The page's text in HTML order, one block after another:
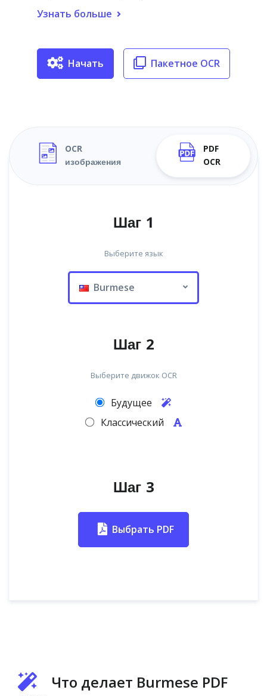
Узнать больше
Начать Пакетное OCR
OCR
изображения
PDF
OCR
Шаг 1
Выберите язык
Burmese
Шаг 2
Выберите движок OCR
Будущее
Классический
Шаг 3
Выбрать PDF
Что делает Burmese PDF